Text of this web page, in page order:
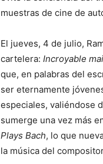
muestras de cine de
El jueves, 4 de julio,
cartelera: Incroyable
que, en palabras del
ser eternamente
especiales, valiéndose
sumerge una vez más
Plays Bach, lo que
la música del